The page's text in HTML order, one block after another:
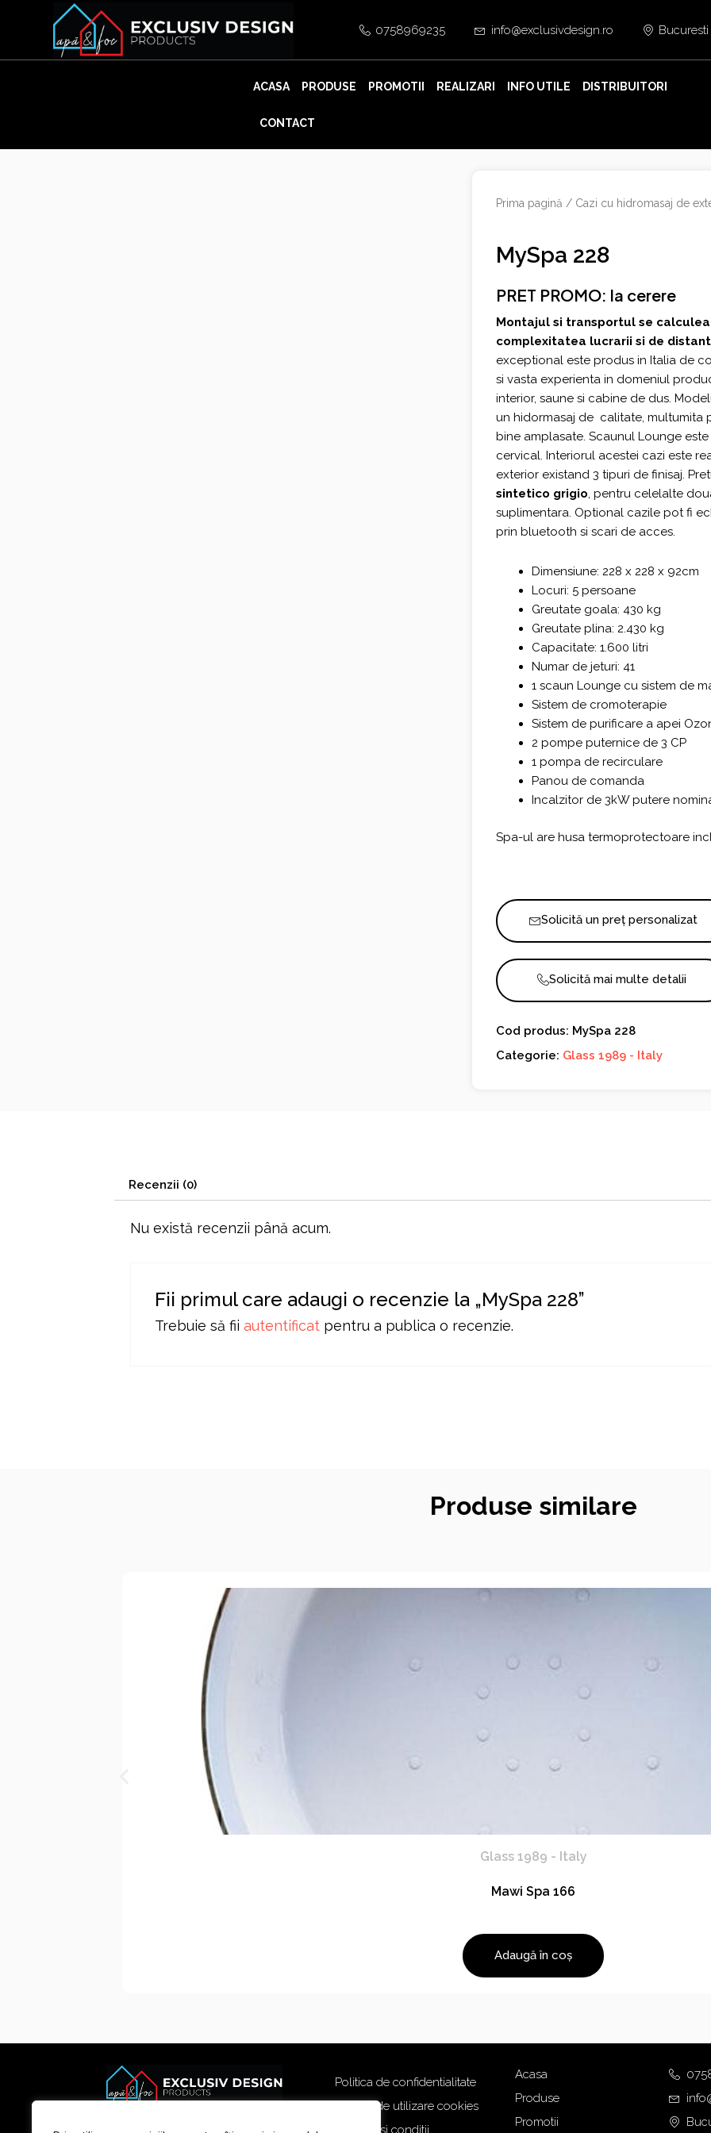
content
0758969235 info@exclusivdesign.ro Bucuresti
ACASA PRODUSE PROMOTII REALIZARI INFO UTILE DISTRIBUITORI
CONTACT
Prima pagină / Cazi cu hidromasaj de
MySpa 228
PRET PROMO: la cerere
Montajul si transportul se
complexitatea lucrarii si de
exceptional este produs in Italia de
si vasta experienta in domeniul
interior, saune si cabine de dus.
un hidormasaj de calitate, multumita
bine amplasate. Scaunul Lounge
cervical. Interiorul acestei cazi este
exterior existand 3 tipuri de finisaj.
sintetico grigio, pentru celelalte
suplimentara. Optional cazile pot fi
prin bluetooth si scari de acces.
Dimensiune: 228 x 228 x 92cm
Locuri: 5 persoane
Greutate goala: 430 kg
Greutate plina: 2.430 kg
Capacitate: 1.600 litri
Numar de jeturi: 41
1 scaun Lounge cu sistem de
Sistem de cromoterapie
Sistem de purificare a apei
2 pompe puternice de 3 CP
1 pompa de recirculare
Panou de comanda
Incalzitor de 3kW putere
Spa-ul are husa termoprotectoare
Solicită un preț personalizat
Solicită mai multe detalii
Cod produs: MySpa 228
Categorie: Glass 1989 - Italy
Recenzii (0)
Nu există recenzii până acum.
Fii primul care adaugi o recenzie la „MySpa 228”
Trebuie să fiiautentificat pentru a publica o recenzie.
Produse similare
Glass 1989 - Italy
Mawi Spa 166
Adaugă în coș
Politica de confidentialitate
Politica de utilizare cookies
Termeni si conditii
Acasa
Produse
Promotii